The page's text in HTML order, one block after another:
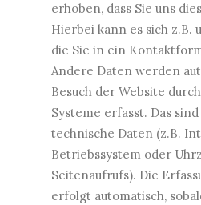
erhoben, dass Sie uns
Hierbei kann es sich z.B.
die Sie in ein
Andere Daten werden
Besuch der Website
Systeme erfasst. Das
technische Daten (z.B.
Betriebssystem oder
Seitenaufrufs). Die
erfolgt automatisch,